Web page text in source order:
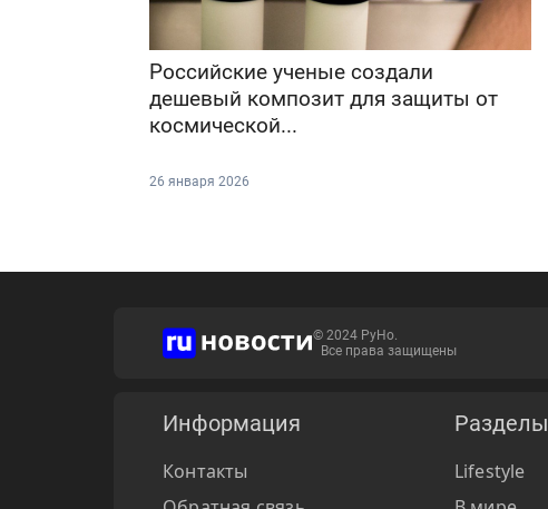
Российские ученые создали
дешевый композит для защиты от
космической...
26 января 2026
© 2024 РуНо.
Все права защищены
Информация
Контакты
Разделы
Lifestyle